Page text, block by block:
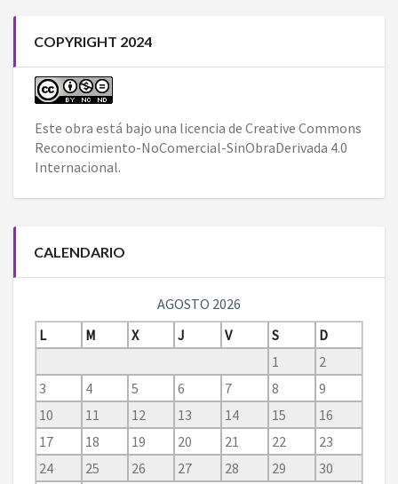
COPYRIGHT 2024
Este obra está bajo una licencia de Creative Commons
Reconocimiento-NoComercial-SinObraDerivada 4.0
Internacional.
CALENDARIO
AGOSTO 2026
L
M X J V S
D
1
2
3
4 5 6 7 8
9
10
11 12 13 14 15
16
17
18 19 20 21 22
23
24
25 26 27 28 29
30